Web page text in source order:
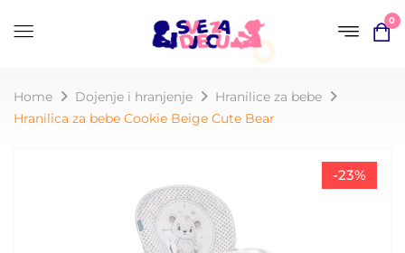
0
Home Dojenje i hranjenje
Hranilice za bebe
Hranilica za bebe Cookie Beige Cute Bear
-23%